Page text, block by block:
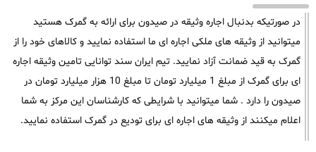
در صورتیکه بدنبال اجاره وثیقه در صیدون برای ارائه به گمرک هستید
میتوانید از وثیقه های ملکی اجاره ای ما استفاده نمایید و کالاهای خود را از
گمرک به قید ضمانت آزاد نمایید. تیم ایران سند توانایی تامین وثیقه اجاره
ای برای گمرک از مبلغ 1 میلیارد تومان تا مبلغ 10 هزار میلیارد تومان در
صیدون را دارد . شما میتوانید با شرایطی که کارشناسان این مرکز به شما
اعلام میکنند از وثیقه های اجاره ای برای تودیع در گمرک استفاده نمایید.